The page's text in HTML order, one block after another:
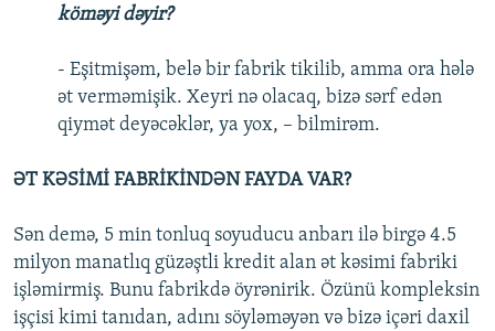
köməyi dəyir?
- Eşitmişəm, belə bir fabrik tikilib, amma ora hələ
ət verməmişik. Xeyri nə olacaq, bizə sərf edən
qiymət deyəcəklər, ya yox, – bilmirəm.
ƏT KƏSİMİ FABRİKİNDƏN FAYDA VAR?
Sən demə, 5 min tonluq soyuducu anbarı ilə birgə 4.5
milyon manatlıq güzəştli kredit alan ət kəsimi fabriki
işləmirmiş. Bunu fabrikdə öyrənirik. Özünü kompleksin
işçisi kimi tanıdan, adını söyləməyən və bizə içəri daxil